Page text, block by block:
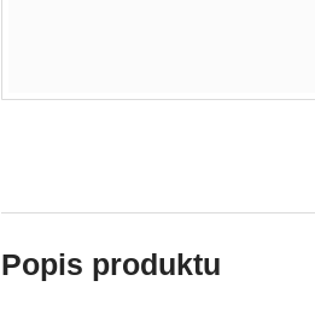
Popis produktu